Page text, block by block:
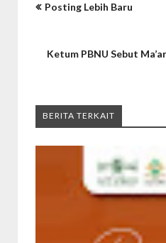
Posting Lebih Baru
Ketum PBNU Sebut
BERITA TERKAIT